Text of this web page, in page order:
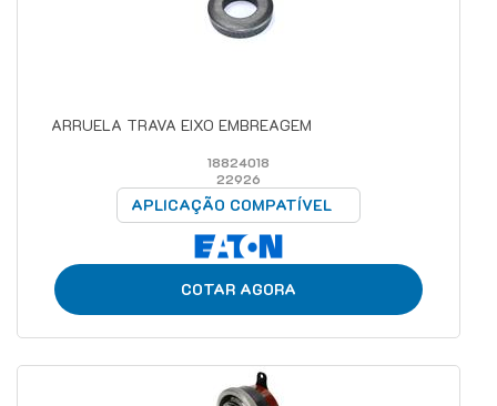
ARRUELA TRAVA EIXO EMBREAGEM
18824018
22926
APLICAÇÃO COMPATÍVEL
COTAR AGORA